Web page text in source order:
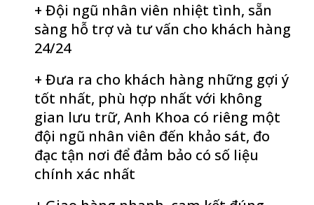
+ Đội ngũ nhân viên nhiệt tình, sẵn
sàng hỗ trợ và tư vấn cho khách hàng
24/24
+ Đưa ra cho khách hàng những gợi ý
tốt nhất, phù hợp nhất với không
gian lưu trữ, Anh Khoa có riêng một
đội ngũ nhân viên đến khảo sát, đo
đạc tận nơi để đảm bảo có số liệu
chính xác nhất